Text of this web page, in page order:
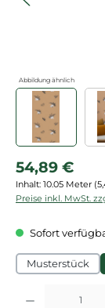
Abbildung ähnlich
Regulärer Preis:
54,89 €
Inhalt: 10.05 Meter
Preise inkl. MwSt.
Sofort
Musterstück
Produkt Anzahl: